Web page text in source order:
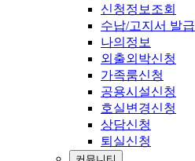
신청정보조회
수납/고지서 발급
나의정보
외출외박신청
가족룸신청
공용시설신청
호실변경신청
상담신청
퇴실신청